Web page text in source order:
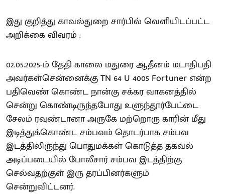
இது குறித்து காவல்துறை சார்பில் வெளியிடப்பட்ட
அறிக்கை விவரம் :
02.05.2025-ம் தேதி காலை மதுரை ஆதீனம் மடாதிபதி
அவர்கள்சென்னைக்கு TN 64 U 4005 Fortuner என்ற
பதிவெண் கொண்ட நான்கு சக்கர வாகனத்தில்
சென்று கொண்டிருந்தபோது உளுந்தூர்பேட்டை
சேலம் ரவுண்டானா அருகே மற்றொரு காரின் மீது
இடித்துக்கொண்ட சம்பவம் தொடர்பாக சம்பவ
இடத்திலிருந்து பொதுமக்கள் கொடுத்த தகவல்
அடிப்படையில் போலீசார் சம்பவ இடத்திற்கு
செல்வதற்குள் இரு தரப்பினர்களும்
சென்றுவிட்டனர்.